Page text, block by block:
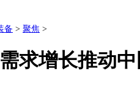
备 > 聚焦 >
求增长推动